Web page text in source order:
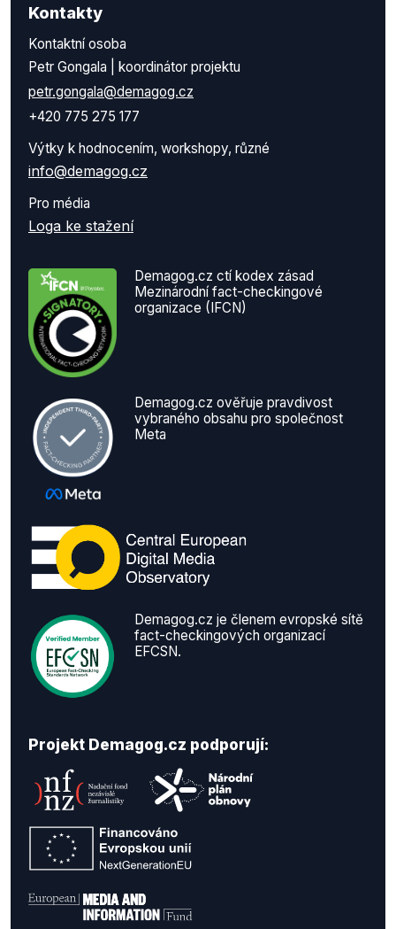
Kontakty
Kontaktní osoba
Petr Gongala | koordinátor projektu
petr.gongala@demagog.cz
+420 775 275 177
Výtky k hodnocením, workshopy, různé
info@demagog.cz
Pro média
Loga ke stažení
Demagog.cz ctí kodex zásad
Mezinárodní fact-checkingové
organizace (IFCN)
Demagog.cz ověřuje pravdivost
vybraného obsahu pro společnost
Meta
Demagog.cz je členem evropské sítě
fact-checkingových organizací
EFCSN.
Projekt Demagog.cz podporují: